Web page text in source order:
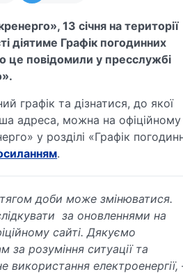
13 січня на території
діятиме Графік погодинних
це повідомили у пресслужбі
графік та дізнатися, до якої
адреса, можна на офіційному
у розділі «Графік
.
доби може змінюватися.
за оновленнями на
сайті. Дякуємо
за розуміння ситуації та
використання електроенергії,